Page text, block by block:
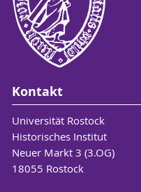
Kontakt
Universität Rostock
Historisches Institut
Neuer Markt 3 (3.OG)
18055 Rostock